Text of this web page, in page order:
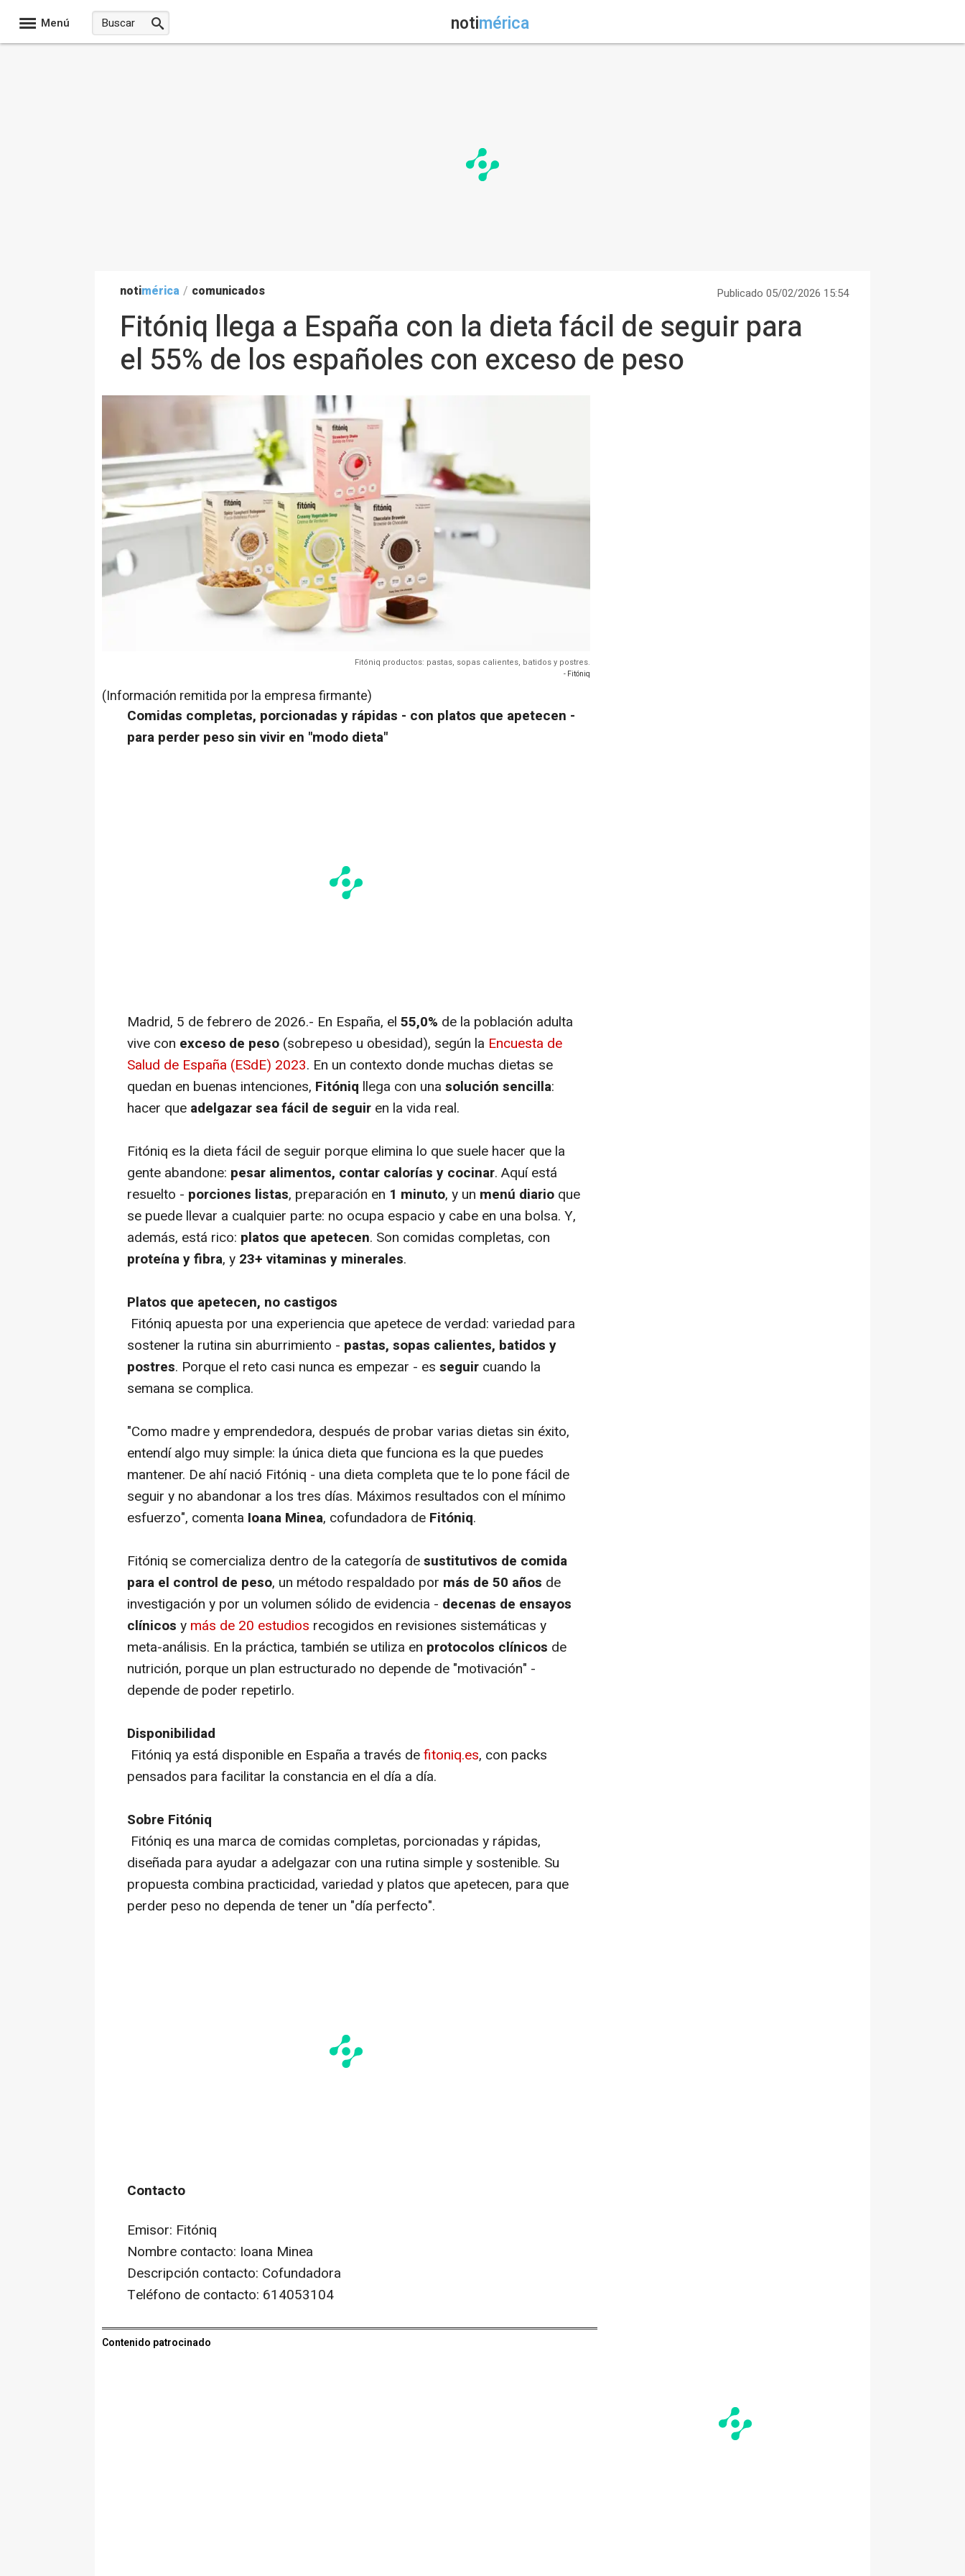
Menú notimérica
notimérica / comunicados Publicado 05/02/2026 15:54
Fitóniq llega a España con la dieta fácil de seguir para
el 55% de los españoles con exceso de peso
Fitóniq productos: pastas, sopas calientes, batidos y postres.
- Fitóniq
(Información remitida por la empresa firmante)
Comidas completas, porcionadas y rápidas - con platos que apetecen -
para perder peso sin vivir en "modo dieta"
Madrid, 5 de febrero de 2026.- En España, el 55,0% de la población adulta
vive con exceso de peso (sobrepeso u obesidad), según la Encuesta de
Salud de España (ESdE) 2023. En un contexto donde muchas dietas se
quedan en buenas intenciones, Fitóniq llega con una solución sencilla:
hacer que adelgazar sea fácil de seguir en la vida real.
Fitóniq es la dieta fácil de seguir porque elimina lo que suele hacer que la
gente abandone: pesar alimentos, contar calorías y cocinar. Aquí está
resuelto - porciones listas, preparación en 1 minuto, y un menú diario que
se puede llevar a cualquier parte: no ocupa espacio y cabe en una bolsa. Y,
además, está rico: platos que apetecen. Son comidas completas, con
proteína y fibra, y 23+ vitaminas y minerales.
Platos que apetecen, no castigos
Fitóniq apuesta por una experiencia que apetece de verdad: variedad para
sostener la rutina sin aburrimiento - pastas, sopas calientes, batidos y
postres. Porque el reto casi nunca es empezar - es seguir cuando la
semana se complica.
"Como madre y emprendedora, después de probar varias dietas sin éxito,
entendí algo muy simple: la única dieta que funciona es la que puedes
mantener. De ahí nació Fitóniq - una dieta completa que te lo pone fácil de
seguir y no abandonar a los tres días. Máximos resultados con el mínimo
esfuerzo", comenta Ioana Minea, cofundadora de Fitóniq.
Fitóniq se comercializa dentro de la categoría desustitutivos de comida
para el control de peso, un método respaldado por más de 50 años de
investigación y por un volumen sólido de evidencia - decenas de ensayos
clínicos y más de 20 estudios recogidos en revisiones sistemáticas y
meta-análisis. En la práctica, también se utiliza en protocolos clínicos de
nutrición, porque un plan estructurado no depende de "motivación" -
depende de poder repetirlo.
Disponibilidad
Fitóniq ya está disponible en España a través defitoniq.es, con packs
pensados para facilitar la constancia en el día a día.
Sobre Fitóniq
Fitóniq es una marca de comidas completas, porcionadas y rápidas,
diseñada para ayudar a adelgazar con una rutina simple y sostenible. Su
propuesta combina practicidad, variedad y platos que apetecen, para que
perder peso no dependa de tener un "día perfecto".
Contacto
Emisor: Fitóniq
Nombre contacto: Ioana Minea
Descripción contacto: Cofundadora
Teléfono de contacto: 614053104
Contenido patrocinado